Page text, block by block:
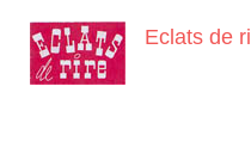
Eclats de